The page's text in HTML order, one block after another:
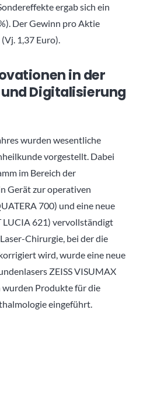
ergab sich ein
Der Gewinn pro Aktie
1,37 Euro).
in der
Digitalisierung
wurden wesentliche
vorgestellt. Dabei
im Bereich der
Gerät zur operativen
700) und eine neue
LUCIA 621) vervollständigt
Chirurgie, bei der die
wird, wurde eine neue
ZEISS VISUMAX
Produkte für die
eingeführt.